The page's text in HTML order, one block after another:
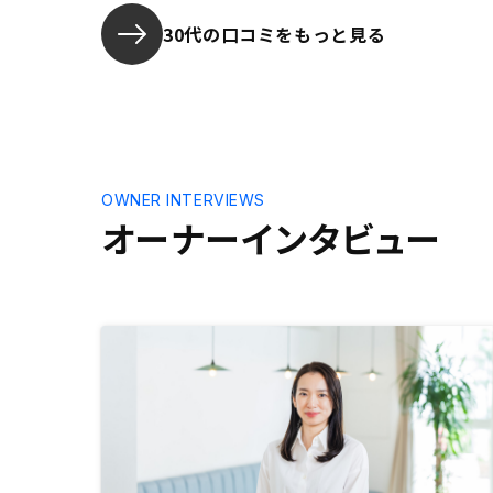
30代の口コミをもっと見る
オーナーインタビュー
OWNER INTERVIEWS